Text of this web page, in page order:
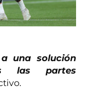
una solución
las partes